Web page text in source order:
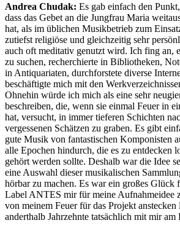
Andrea Chudak: Es gab einfach den
dass das Gebet an die Jungfrau Maria
hat, als im üblichen Musikbetrieb zum
zutiefst religiöse und gleichzeitig sehr
auch oft meditativ genutzt wird. Ich fing an,
zu suchen, recherchierte in Bibliotheken,
in Antiquariaten, durchforstete diverse
beschäftigte mich mit den
Ohnehin würde ich mich als eine sehr
beschreiben, die, wenn sie einmal Feuer in
hat, versucht, in immer tieferen Schichten
vergessenen Schätzen zu graben. Es gibt
gute Musik von fantastischen Komponisten
alle Epochen hindurch, die es zu entdecken
gehört werden sollte. Deshalb war die Idee
eine Auswahl dieser musikalischen
hörbar zu machen. Es war ein großes Glück
Label ANTES mir für meine Aufnahmeidee
von meinem Feuer für das Projekt anstecken
anderthalb Jahrzehnte tatsächlich mit mir am